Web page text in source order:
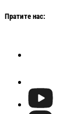
Пратите нас: